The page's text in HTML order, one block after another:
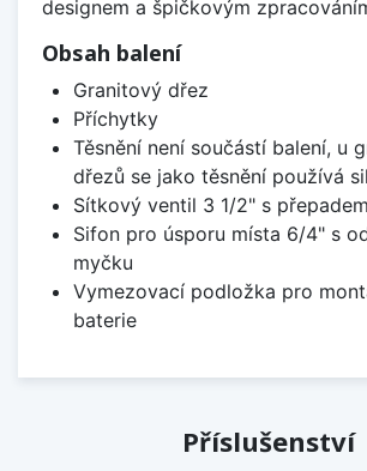
designem a špičkovým
Obsah balení
Granitový dřez
Příchytky
Těsnění není součástí balení, u
dřezů se jako těsnění používá
Sítkový ventil 3 1/2" s přepadem
Sifon pro úsporu místa 6/4" s
myčku
Vymezovací podložka pro
baterie
Příslušenství